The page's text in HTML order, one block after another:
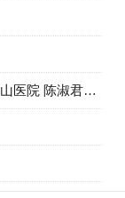
医生 莅临宁波华仁